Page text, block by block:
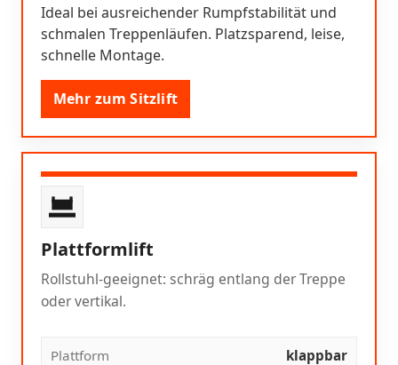
Ideal bei ausreichender Rumpfstabilität und
schmalen Treppenläufen. Platzsparend, leise,
schnelle Montage.
Mehr zum Sitzlift
Plattformlift
Rollstuhl-geeignet: schräg entlang der Treppe
oder vertikal.
Plattform klappbar